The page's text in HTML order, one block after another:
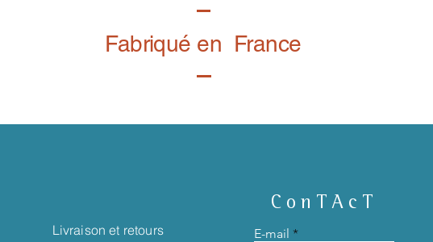
Fabriqué en France
Livraison et retours
ConTAcT
E-mail